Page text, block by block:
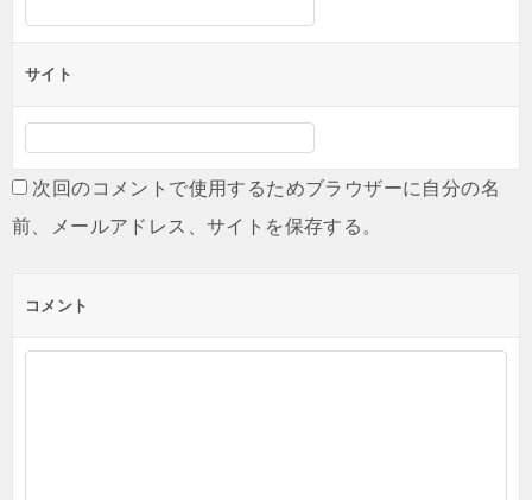
サイト
次回のコメントで使用するためブラウザーに自分の名
前、メールアドレス、サイトを保存する。
コメント